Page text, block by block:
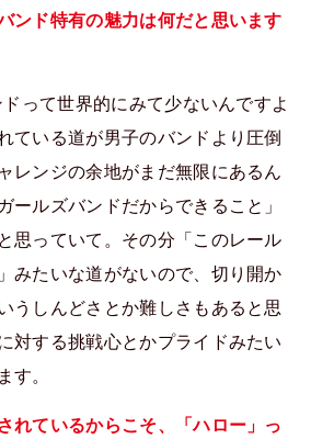
ンド特有の魅力は何だと思います
ドって世界的にみて少ないんですよ
ている道が男子のバンドより圧倒
レンジの余地がまだ無限にあるん
ールズバンドだからできること」
思っていて。その分「このレール
みたいな道がないので、切り開か
うしんどさとか難しさもあると思
対する挑戦心とかプライドみたい
。
ているからこそ、「ハロー」っ